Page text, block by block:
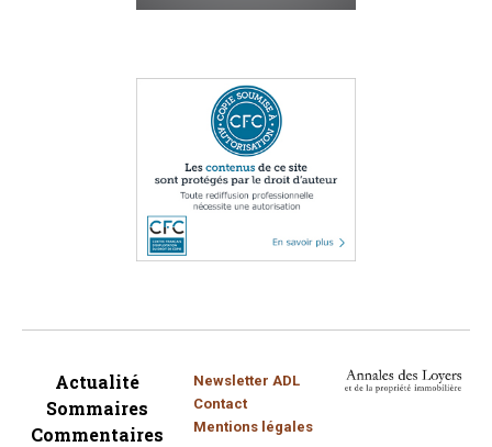
Actualité
Sommaires
Commentaires
Newsletter ADL
Contact
Mentions légales